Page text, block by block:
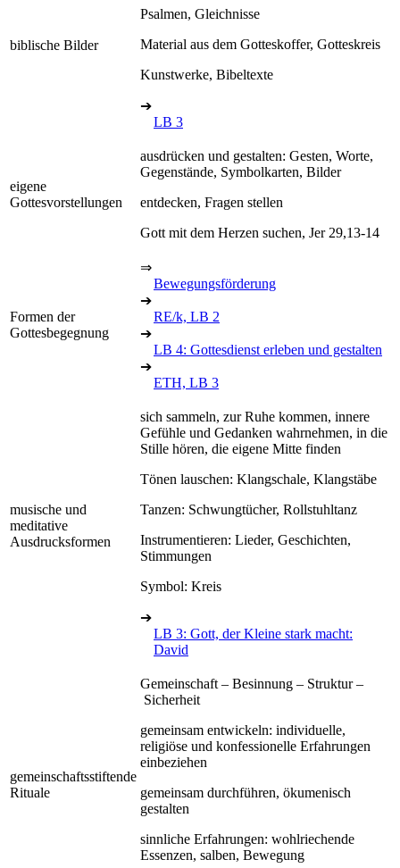
biblische Bilder
Psalmen, Gleichnisse
Material aus dem Gotteskoffer, Gotteskreis
Kunstwerke, Bibeltexte
➔
LB 3
eigene
Gottesvorstellungen
ausdrücken und gestalten: Gesten, Worte,
Gegenstände, Symbolkarten, Bilder
entdecken, Fragen stellen
Gott mit dem Herzen suchen, Jer 29,13-14
Formen der
Gottesbegegnung
⇒
Bewegungsförderung
➔
RE/k, LB 2
➔
LB 4: Gottesdienst erleben und gestalten
➔
ETH, LB 3
musische und
meditative
Ausdrucksformen
sich sammeln, zur Ruhe kommen, innere
Gefühle und Gedanken wahrnehmen, in die
Stille hören, die eigene Mitte finden
Tönen lauschen: Klangschale, Klangstäbe
Tanzen: Schwungtücher, Rollstuhltanz
Instrumentieren: Lieder, Geschichten,
Stimmungen
Symbol: Kreis
➔
LB 3: Gott, der Kleine stark macht:
David
gemeinschaftsstiftende
Rituale
Gemeinschaft – Besinnung – Struktur –
Sicherheit
gemeinsam entwickeln: individuelle,
religiöse und konfessionelle Erfahrungen
einbeziehen
gemeinsam durchführen, ökumenisch
gestalten
sinnliche Erfahrungen: wohlriechende
Essenzen, salben, Bewegung